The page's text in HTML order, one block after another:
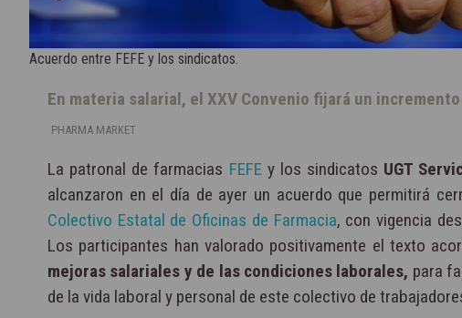
Acuerdo entre FEFE y los sindicatos.
En materia salarial, el XXV Convenio fijará un
PHARMA MARKET
La patronal de farmacias FEFEy los sindicatos UGT
alcanzaron en el día de ayer un acuerdo que permitirá
Colectivo Estatal de Oficinas de Farmacia, con vigencia
Los participantes han valorado positivamente el texto
mejoras salariales y de las condiciones laborales, para
de la vida laboral y personal de este colectivo de